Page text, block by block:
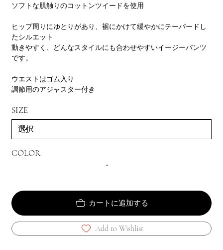
ソフトな肌触りのコットンツイードを使用
ヒップ周りにゆとりがあり、裾にかけて緩やかにテーパードし
たシルエット
動きやすく、どんなスタイルにも合わせやすいイージーパンツ
です。
ウエストはゴム入り
調節用のアジャスター付き
SIZE
COLOR
カートに追加する
Add to Wishlist